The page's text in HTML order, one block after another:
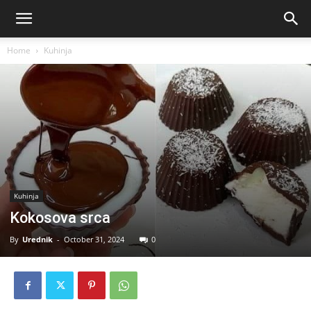
Home Kuhinja
Kuhinja
Kokosova srca
By Urednik - October 31, 2024 0